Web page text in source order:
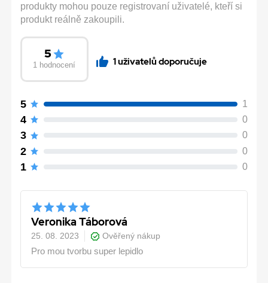
produkty mohou pouze registrovaní uživatelé, kteří si
produkt reálně zakoupili.
5
1 hodnocení 1 uživatelů doporučuje
5 1
4 0
3 0
2 0
1 0
Veronika Táborová
25. 08. 2023
Ověřený nákup
Pro mou tvorbu super lepidlo